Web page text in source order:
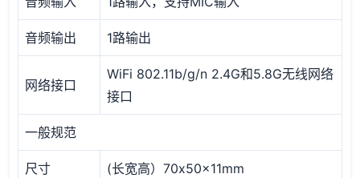
音频输出 1路输出
网络接口
WiFi 802.11b/g/n 2.4G和5.8G无线网络
接口
一般规范
尺寸 (长宽高）70x50x11mm